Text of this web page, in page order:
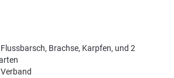
Brachse, Karpfen, und 2